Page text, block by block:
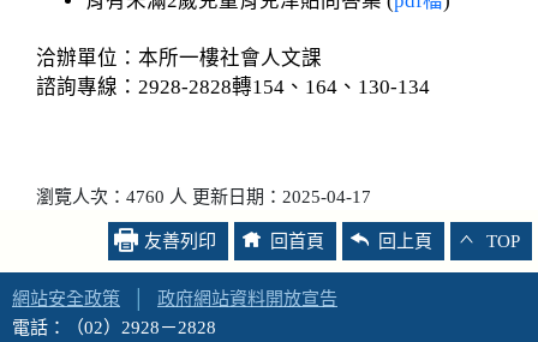
洽辦單位：本所一樓社會人文課
諮詢專線：2928-2828轉154、164、130-134
瀏覽人次：4760 人 更新日期：2025-04-17
友善列印 回首頁 回上頁 TOP
網站安全政策
政府網站資料開放宣告
電話：（02）2928－2828